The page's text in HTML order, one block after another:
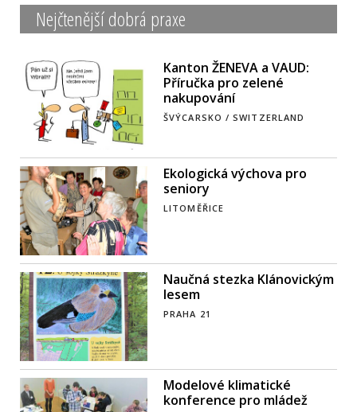
Nejčtenější dobrá praxe
Kanton ŽENEVA a VAUD:
Příručka pro zelené
nakupování
ŠVÝCARSKO / SWITZERLAND
Ekologická výchova pro
seniory
LITOMĚŘICE
Naučná stezka Klánovickým
lesem
PRAHA 21
Modelové klimatické
konference pro mládež